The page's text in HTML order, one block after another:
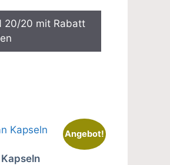
€
ist:
33,00 €.
20/20 mit Rabatt
Angebot!